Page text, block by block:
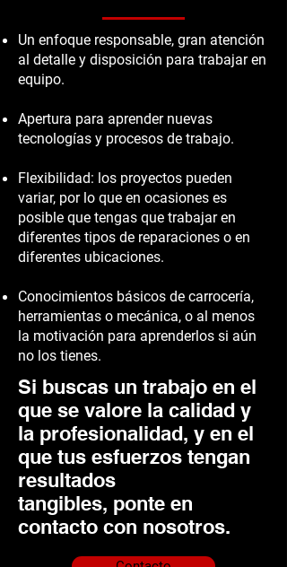
Un enfoque responsable, gran atención
al detalle y disposición para trabajar en
equipo.
Apertura para aprender nuevas
tecnologías y procesos de trabajo.
Flexibilidad: los proyectos pueden
variar, por lo que en ocasiones es
posible que tengas que trabajar en
diferentes tipos de reparaciones o en
diferentes ubicaciones.
Conocimientos básicos de carrocería,
herramientas o mecánica, o al menos
la motivación para aprenderlos si aún
no los tienes.
Si buscas un trabajo en el
que se valore la calidad y
la profesionalidad, y en el
que tus esfuerzos tengan
resultados
tangibles, ponte en
contacto con nosotros.